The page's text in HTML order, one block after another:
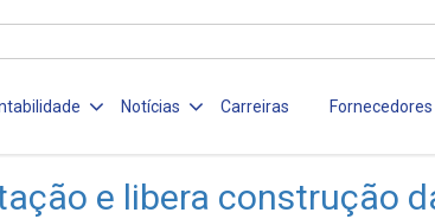
Notícias Carreiras Fornecedores
e libera construção